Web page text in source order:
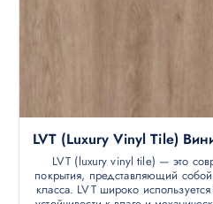
LVT (luxury Vinyl Tile)
LVT (luxury vinyl tile) — это
покрытия, представляющий
класса. LVT широко